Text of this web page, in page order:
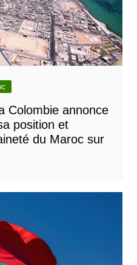
Colombie annonce
position et
du Maroc sur